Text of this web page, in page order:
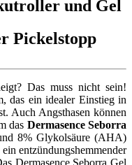
und Gel
Pickelstopp
Das muss nicht sein!
das ein idealer Einstieg in
Auch Angsthasen können
das Dermasence Seborra
8% Glykolsäure (AHA)
entzündungshemmender